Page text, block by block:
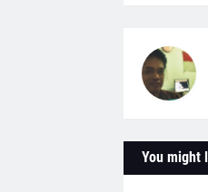
You might